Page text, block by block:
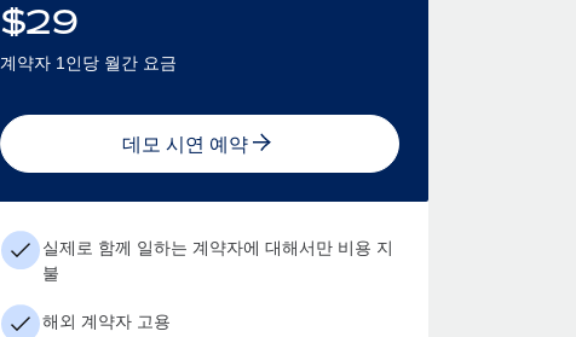
$29
계약자 1인당 월간 요금
데모 시연 예약
실제로 함께 일하는 계약자에 대해서만 비용 지
불
해외 계약자 고용